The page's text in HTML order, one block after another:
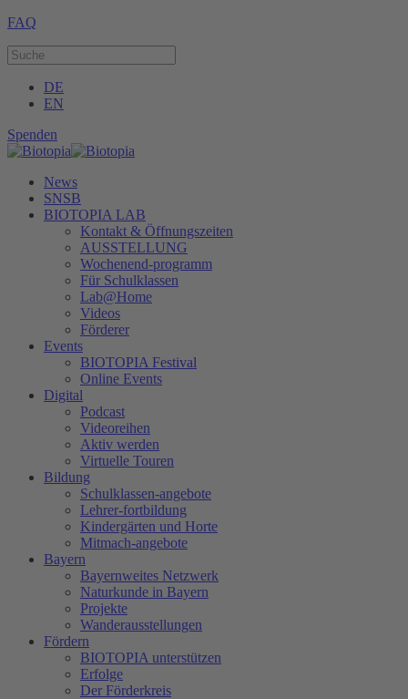
FAQ
DE
EN
Spenden
News
SNSB
BIOTOPIA LAB
Kontakt & Öffnungszeiten
AUSSTELLUNG
Wochenend-programm
Für Schulklassen
Lab@Home
Videos
Förderer
Events
BIOTOPIA Festival
Online Events
Digital
Podcast
Videoreihen
Aktiv werden
Virtuelle Touren
Bildung
Schulklassen-angebote
Lehrer-fortbildung
Kindergärten und Horte
Mitmach-angebote
Bayern
Bayernweites Netzwerk
Naturkunde in Bayern
Projekte
Wanderausstellungen
Fördern
BIOTOPIA unterstützen
Erfolge
Der Förderkreis